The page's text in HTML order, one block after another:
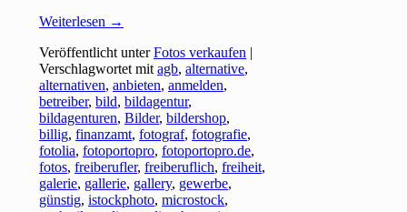
Weiterlesen →
Veröffentlicht unter Fotos verkaufen |
Verschlagwortet mit agb,alternative,
alternativen,anbieten,anmelden,
betreiber,bild,bildagentur,
bildagenturen,Bilder,bildershop,
billig,finanzamt,fotograf,fotografie,
fotolia,fotoportopro,fotoportopro.de,
fotos,freiberufler,freiberuflich,freiheit,
galerie, gallerie, gallery, gewerbe,
günstig,istockphoto,microstock,